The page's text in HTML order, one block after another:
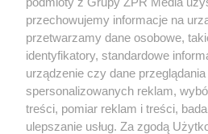
przechowujemy informacje na
przetwarzamy dane osobowe,
identyfikatory, standardowe
urządzenie czy dane
spersonalizowanych reklam,
treści, pomiar reklam i treści,
ulepszanie usług. Za zgodą